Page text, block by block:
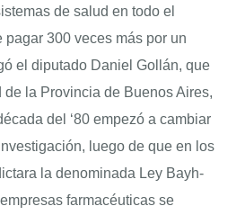
de salud en todo el
pagar 300 veces más por un
el diputado Daniel Gollán, que
la Provincia de Buenos Aires,
del ‘80 empezó a cambiar
luego de que en los
la denominada Ley Bayh-
farmacéuticas se